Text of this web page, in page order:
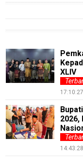
XLIV
2026,
Guide
Trending
EduBudaya
EduStyle